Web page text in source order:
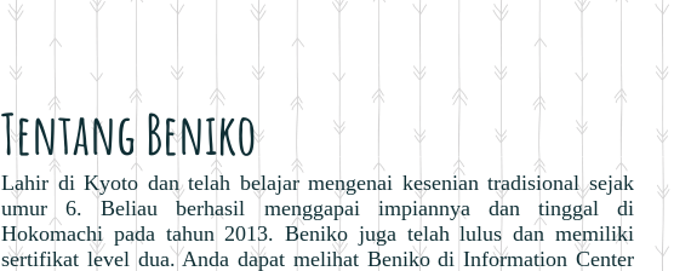
Tentang Beniko
Lahir di Kyoto dan telah belajar mengenai kesenian tradisional sejak
umur 6. Beliau berhasil menggapai impiannya dan tinggal di
Hokomachi pada tahun 2013. Beniko juga telah lulus dan memiliki
sertifikat level dua. Anda dapat melihat Beniko di Information Center